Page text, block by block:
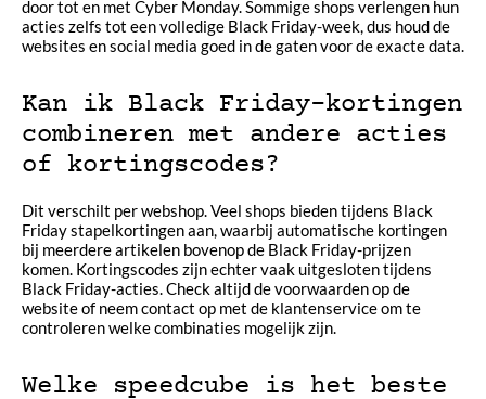
door tot en met Cyber Monday. Sommige shops verlengen hun
acties zelfs tot een volledige Black Friday-week, dus houd de
websites en social media goed in de gaten voor de exacte data.
Kan ik Black Friday-kortingen
combineren met andere acties
of kortingscodes?
Dit verschilt per webshop. Veel shops bieden tijdens Black
Friday stapelkortingen aan, waarbij automatische kortingen
bij meerdere artikelen bovenop de Black Friday-prijzen
komen. Kortingscodes zijn echter vaak uitgesloten tijdens
Black Friday-acties. Check altijd de voorwaarden op de
website of neem contact op met de klantenservice om te
controleren welke combinaties mogelijk zijn.
Welke speedcube is het beste